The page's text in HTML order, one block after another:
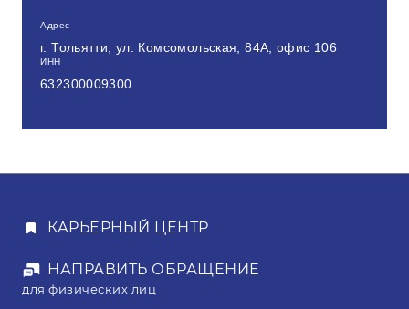
Адрес
г. Тольятти, ул. Комсомольская, 84А, офис 106
ИНН
632300009300
КАРЬЕРНЫЙ ЦЕНТР
НАПРАВИТЬ ОБРАЩЕНИЕ
для физических лиц